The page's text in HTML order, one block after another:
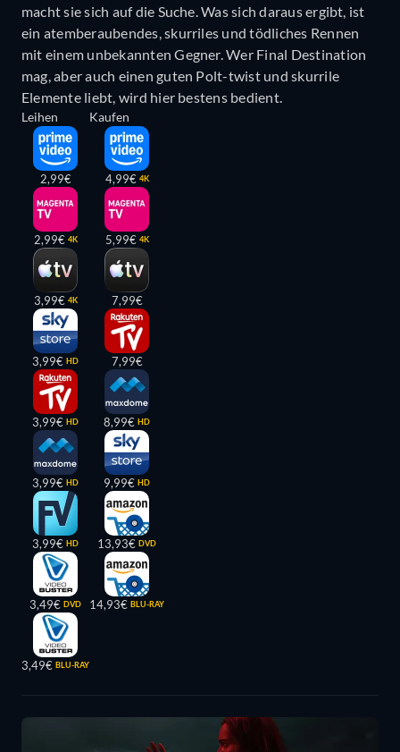
macht sie sich auf die Suche. Was sich daraus ergibt, ist
ein atemberaubendes, skurriles und tödliches Rennen
mit einem unbekannten Gegner. Wer Final Destination
mag, aber auch einen guten Polt-twist und skurrile
Elemente liebt, wird hier bestens bedient.
Leihen
2,99€
2,99€ 4K
3,99€ 4K
3,99€ HD
3,99€ HD
3,99€ HD
3,99€ HD
3,49€ DVD
3,49€ BLU-RAY
Kaufen
4,99€ 4K
5,99€ 4K
7,99€
7,99€
8,99€ HD
9,99€ HD
13,93€ DVD
14,93€ BLU-RAY